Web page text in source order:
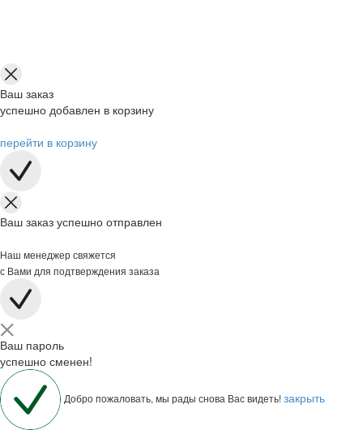
Ваш заказ
успешно добавлен в корзину
перейти в корзину
Ваш заказ успешно отправлен
Наш менеджер свяжется
с Вами для подтверждения заказа
Ваш пароль
успешно сменен!
Добро пожаловать, мы рады снова Вас видеть!закрыть